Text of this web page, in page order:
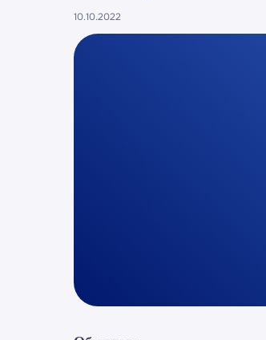
10.10.2022